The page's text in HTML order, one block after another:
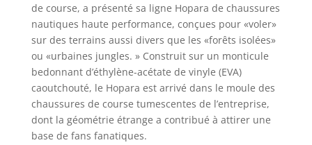
de course, a présenté sa ligne Hopara de chaussures
nautiques haute performance, conçues pour «voler»
sur des terrains aussi divers que les «forêts isolées»
ou «urbaines jungles. » Construit sur un monticule
bedonnant d’éthylène-acétate de vinyle (EVA)
caoutchouté, le Hopara est arrivé dans le moule des
chaussures de course tumescentes de l’entreprise,
dont la géométrie étrange a contribué à attirer une
base de fans fanatiques.